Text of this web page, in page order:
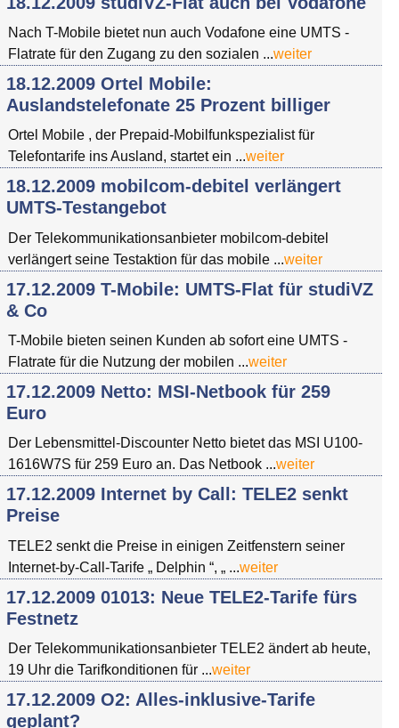
Nach T-Mobile bietet nun auch Vodafone eine UMTS -
Flatrate für den Zugang zu den sozialen ...weiter
18.12.2009 Ortel Mobile:
Auslandstelefonate 25 Prozent billiger
Ortel Mobile , der Prepaid-Mobilfunkspezialist für
Telefontarife ins Ausland, startet ein ...weiter
18.12.2009 mobilcom-debitel verlängert
UMTS-Testangebot
Der Telekommunikationsanbieter mobilcom-debitel
verlängert seine Testaktion für das mobile ...weiter
17.12.2009 T-Mobile: UMTS-Flat für studiVZ
& Co
T-Mobile bieten seinen Kunden ab sofort eine UMTS -
Flatrate für die Nutzung der mobilen ...weiter
17.12.2009 Netto: MSI-Netbook für 259
Euro
Der Lebensmittel-Discounter Netto bietet das MSI U100-
1616W7S für 259 Euro an. Das Netbook ...weiter
17.12.2009 Internet by Call: TELE2 senkt
Preise
TELE2 senkt die Preise in einigen Zeitfenstern seiner
Internet-by-Call-Tarife „ Delphin “, „ ...weiter
17.12.2009 01013: Neue TELE2-Tarife fürs
Festnetz
Der Telekommunikationsanbieter TELE2 ändert ab heute,
19 Uhr die Tarifkonditionen für ...weiter
17.12.2009 O2: Alles-inklusive-Tarife
geplant?